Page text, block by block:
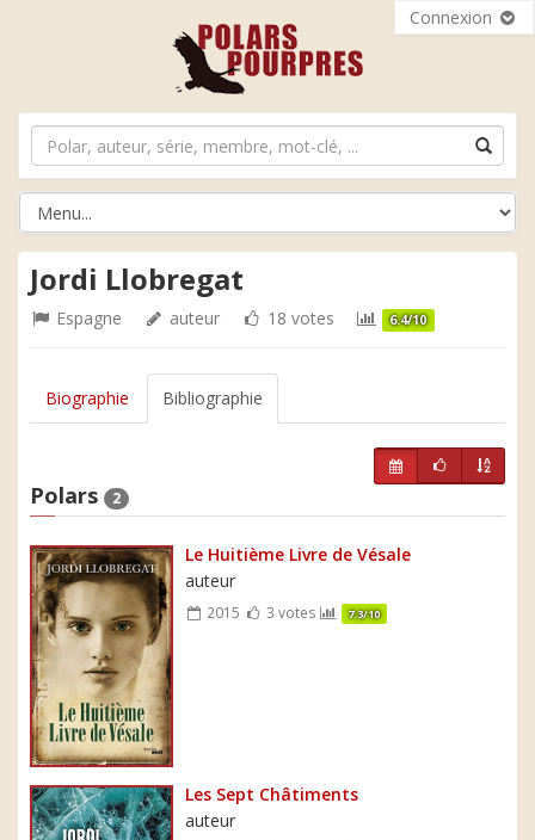
Connexion
Jordi Llobregat
Espagne auteur 18 votes 6.4/10
Biographie Bibliographie
Polars 2
Le Huitième Livre de Vésale
auteur
2015 3 votes 7.3/10
Les Sept Châtiments
auteur